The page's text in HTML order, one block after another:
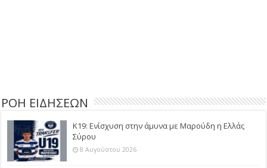
ΡΟΗ ΕΙΔΗΣΕΩΝ
Κ19: Ενίσχυση στην άμυνα με Μαρούδη η Ελλάς
Σύρου
8 Αυγούστου 2026